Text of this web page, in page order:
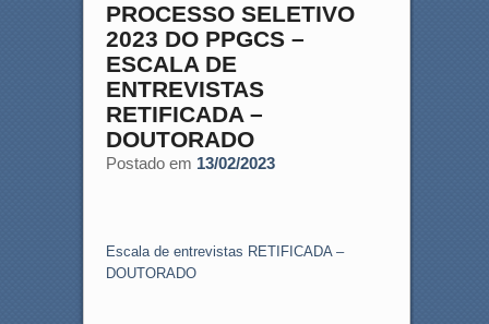
PROCESSO SELETIVO
2023 DO PPGCS –
ESCALA DE
ENTREVISTAS
RETIFICADA –
DOUTORADO
Postado em 13/02/2023
Escala de entrevistas RETIFICADA –
DOUTORADO